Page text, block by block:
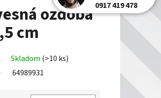
ozdoba
cm
Skladom (>10 ks)
64989931
0917 419 478